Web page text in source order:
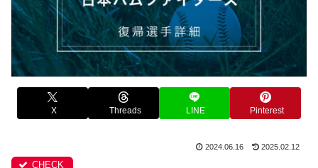
X Threads LINE Pinterest
2024.06.16 2025.02.12